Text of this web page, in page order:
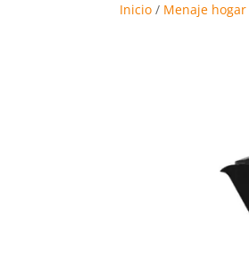
Inicio / Menaje hogar